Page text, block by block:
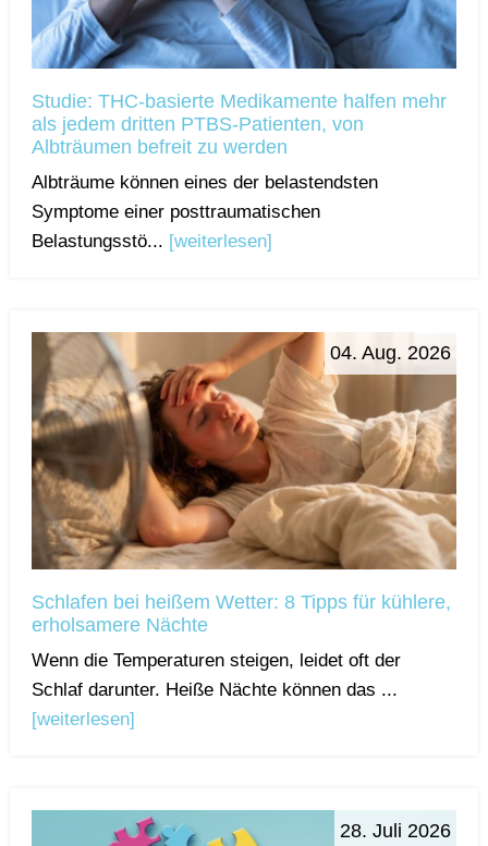
Studie: THC-basierte Medikamente halfen mehr
als jedem dritten PTBS-Patienten, von
Albträumen befreit zu werden
Albträume können eines der belastendsten
Symptome einer posttraumatischen
Belastungsstö... [weiterlesen]
04. Aug. 2026
Schlafen bei heißem Wetter: 8 Tipps für kühlere,
erholsamere Nächte
Wenn die Temperaturen steigen, leidet oft der
Schlaf darunter. Heiße Nächte können das ...
[weiterlesen]
28. Juli 2026